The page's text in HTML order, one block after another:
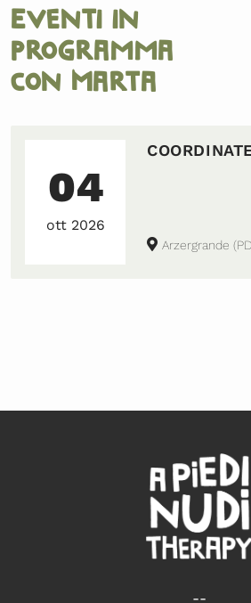
Eventi in
programma
con Marta
04
ott 2026
Arzergrande
--